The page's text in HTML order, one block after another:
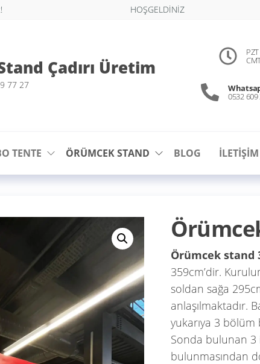
HOŞGELDİNİZ
Çadırı Üretim
77 27
0532 609
TENTE ÖRÜMCEK STAND BLOG ILETIŞIM
Örümcek stand
359cm’dir.
soldan sağa
anlaşılmaktadır.
yukarıya 3
Sonda bulunan 3
bulunmasından